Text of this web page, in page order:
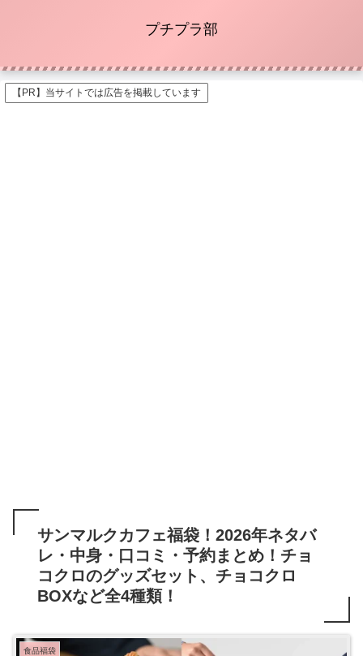
プチプラ部
【PR】当サイトでは広告を掲載しています
サンマルクカフェ福袋！2026年ネタバ
レ・中身・口コミ・予約まとめ！チョ
コクロのグッズセット、チョコクロ
BOXなど全4種類！
食品福袋